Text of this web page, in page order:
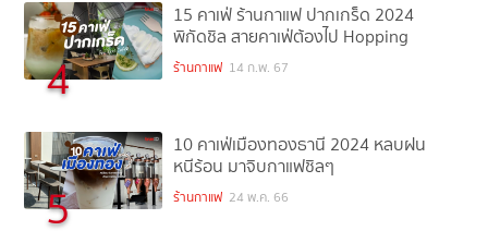
4
15 คาเฟ่ ร้านกาแฟ ปากเกร็ด 2024
พิกัดชิล สายคาเฟ่ต้องไป Hopping
ร้านกาแฟ 14 ก.พ. 67
5
10 คาเฟ่เมืองทองธานี 2024 หลบฝน
หนีร้อน มาจิบกาแฟชิลๆ
ร้านกาแฟ 24 พ.ค. 66